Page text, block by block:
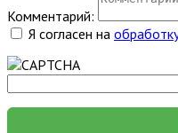
Комментарий:
Я согласен на